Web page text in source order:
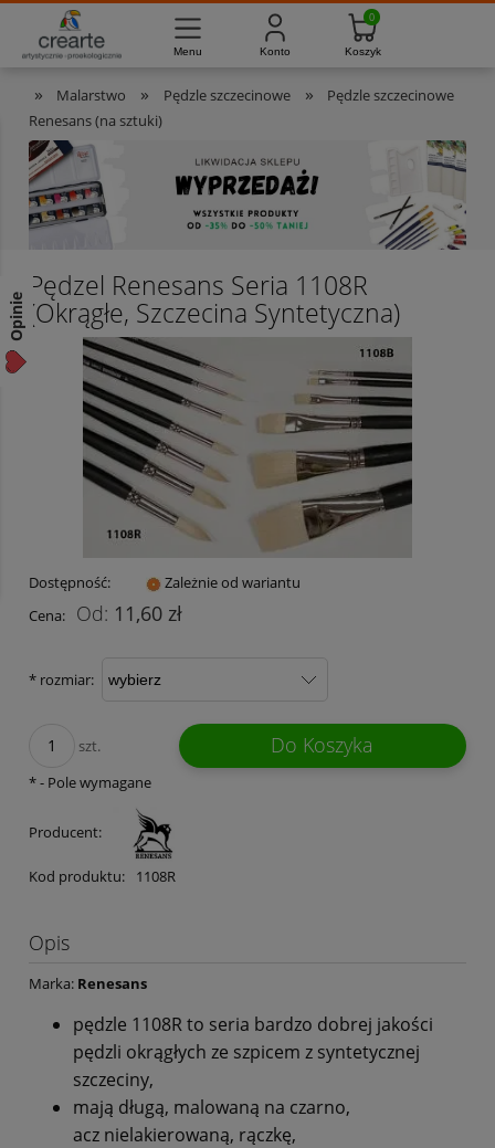
» Malarstwo » Pędzle szczecinowe »
Pędzle szczecinowe
Renesans (na sztuki)
Pędzel Renesans Seria 1108R
(Okrągłe, Szczecina Syntetyczna)
Dostępność:
Zależnie od wariantu
Cena:
11,60 zł
* rozmiar:
szt. Do Koszyka
*- Pole wymagane
Producent:
Kod produktu: 1108R
Opis
Marka: Renesans
pędzle 1108R to seria bardzo dobrej jakości
pędzli okrągłych ze szpicem z syntetycznej
szczeciny,
mają długą, malowaną na czarno,
acz nielakierowaną, rączkę,
Masz pytania? 733-012-789 Pon. - Pt. 8:00 - 16:00
Opinie